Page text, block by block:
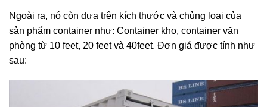
Ngoài ra, nó còn dựa trên kích thước và chủng loại của
sản phẩm container như: Container kho, container văn
phòng từ 10 feet, 20 feet và 40feet. Đơn giá được tính như
sau: